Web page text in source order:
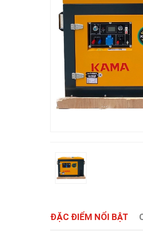
ĐẶC ĐIỂM NỔI BẬT